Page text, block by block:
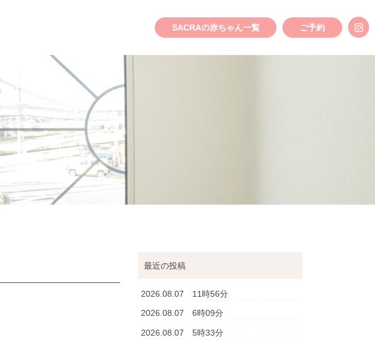
SACRAの赤ちゃん一覧 ご予約
最近の投稿
2026.08.07 11時56分
2026.08.07 6時09分
2026.08.07 5時33分